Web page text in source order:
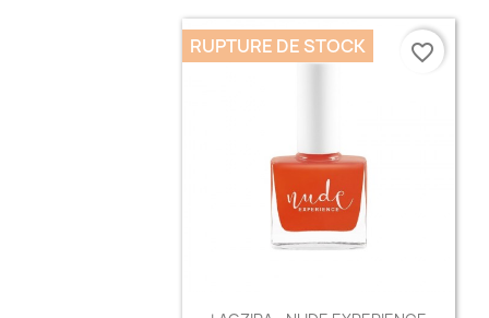
RUPTURE DE STOCK favorite_border